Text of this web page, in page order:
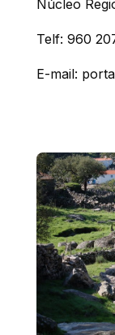
Núcleo
Telf: 960
E-mail: